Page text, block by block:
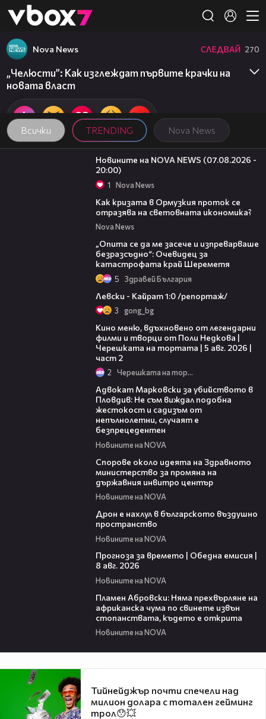
👾
Всички TRENDING Nova News
Nova News СЛЕДВАЙ 270
„Челюсти”: Как изглеждат първите крачки на
новата власт
22:56
Новините на NOVA NEWS (07.08.2026 -
20:00)
1 Nova News
Как кризата в Ормузкия проток се
отразява на световната икономика?
Nova News
„Опита се да ме засече и изпреварваше
безразсъдно“: Очевидец за
катастрофата край Шереметя
5 Здравей България
Левски - Кайрат 1:0 /репортаж/
3 gong_bg
Кино меню, вдъхновено от легендарни
филми и творци от Поли Недкова |
Черешката на тортата | 5 авг. 2026 |
част 2
2 Черешката на тортата
Адвокат Марковски за убийството в
Пловдив: Не съм виждал подобна
жестокост и садизъм от
непълнолетни, случаят е
безпрецедентен
Новините на NOVA
Спорове около идеята на Здравното
министерство за промяна на
държавния инвитро център
Новините на NOVA
Дрон е нахлул в българското въздушно
пространство
Новините на NOVA
Прогноза за времето | Обедна емисия |
8 авг. 2026
Новините на NOVA
Пламен Абровски: Няма прехвърляне на
африканска чума по свинете извън
стопанствата, където е открита
Новините на NOVA
Тийнейджър почти спечели над
милион долара с тотален гейминг
трол😯💥